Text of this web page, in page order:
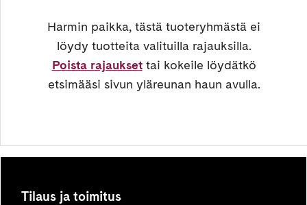
Harmin paikka, tästä tuoteryhmästä ei
löydy tuotteita valituilla rajauksilla.
Poista rajauksettai kokeile löydätkö
etsimääsi sivun yläreunan haun avulla.
Tilaus ja toimitus